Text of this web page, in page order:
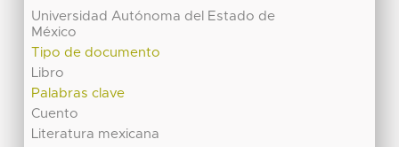
Universidad Autónoma del Estado de
México
Tipo de documento
Libro
Palabras clave
Cuento
Literatura mexicana